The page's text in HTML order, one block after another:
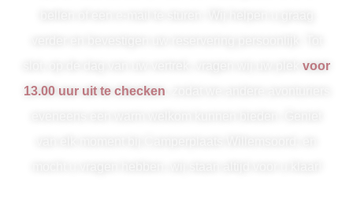
voor
13.00 uur uit te checken